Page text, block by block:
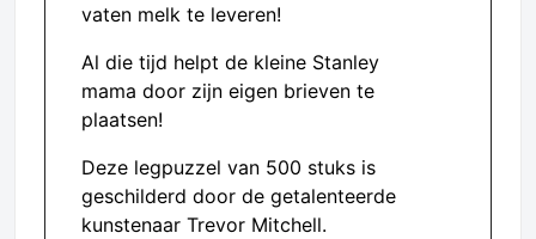
vaten melk te leveren!
Al die tijd helpt de kleine Stanley
mama door zijn eigen brieven te
plaatsen!
Deze legpuzzel van 500 stuks is
geschilderd door de getalenteerde
kunstenaar Trevor Mitchell.